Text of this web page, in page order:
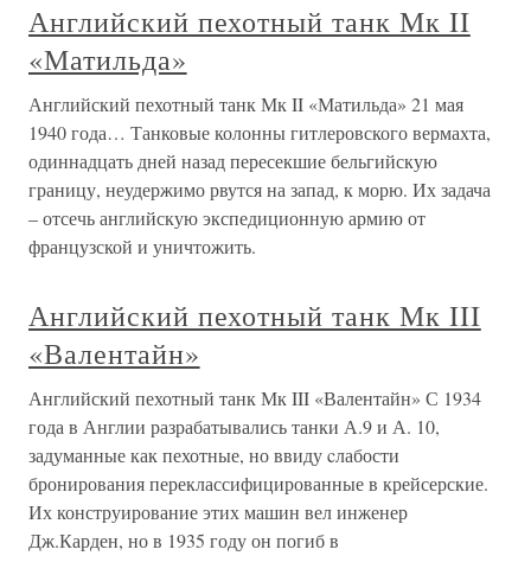
Английский пехотный танк Мк II
«Матильда»
Английский пехотный танк Мк II «Матильда» 21 мая
1940 года… Танковые колонны гитлеровского вермахта,
одиннадцать дней назад пересекшие бельгийскую
границу, неудержимо рвутся на запад, к морю. Их задача
– отсечь английскую экспедиционную армию от
французской и уничтожить.
Английский пехотный танк Мк III
«Валентайн»
Английский пехотный танк Мк III «Валентайн» С 1934
года в Англии разрабатывались танки А.9 и А. 10,
задуманные как пехотные, но ввиду cлабости
бронирования переклассифицированные в крейсерские.
Их конструирование этих машин вел инженер
Дж.Карден, но в 1935 году он погиб в